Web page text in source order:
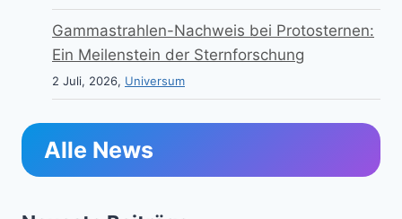
Gammastrahlen-Nachweis bei Protosternen:
Ein Meilenstein der Sternforschung
2 Juli, 2026, Universum
Alle News